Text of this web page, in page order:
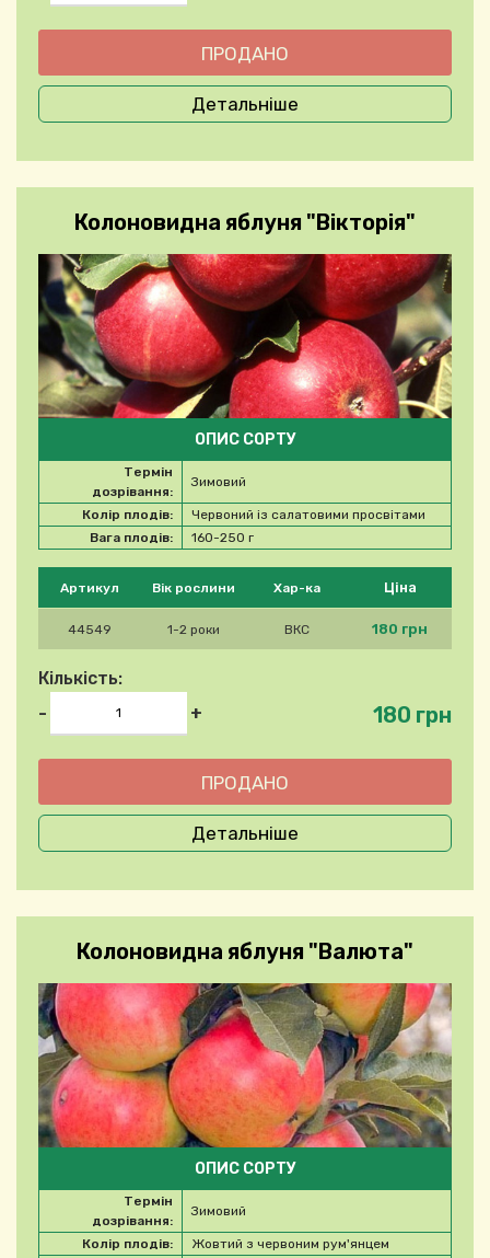
Детальніше
Колоновидна яблуня "Вікторія"
Будь ласка, виберіть продукт
Артикул Вік рослини Хар-ка Ціна
44549 1-2 роки ВКС 180 грн
Кількість:
-
+ 180 грн
ОПИС СОРТУ
Термін
дозрівання:
Зимовий
Колір плодів:
Червоний із салатовими просвітами
Вага плодів:
160-250 г
Детальніше
Колоновидна яблуня "Валюта"
ОПИС СОРТУ
Термін
дозрівання:
Зимовий
Колір плодів: Жовтий з червоним рум'янцем